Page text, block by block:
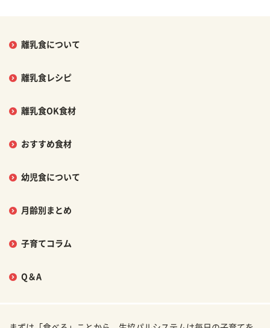
離乳食について
離乳食レシピ
離乳食OK食材
おすすめ食材
幼児食について
月齢別まとめ
子育てコラム
Q＆A